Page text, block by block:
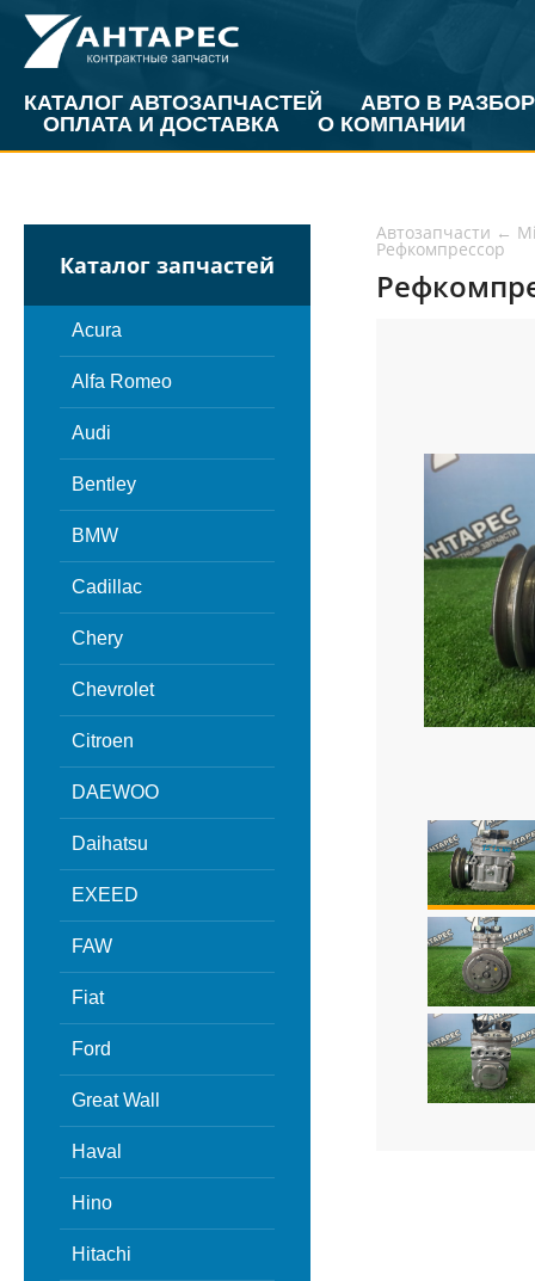
КАТАЛОГ АВТОЗАПЧАСТЕЙ
АВТО В РАЗБОР
ОПЛАТА И ДОСТАВКА
О КОМПАНИИ
Каталог запчастей
Acura
Alfa Romeo
Audi
Bentley
BMW
Cadillac
Chery
Chevrolet
Citroen
DAEWOO
Daihatsu
EXEED
FAW
Fiat
Ford
Great Wall
Haval
Hino
Hitachi
Автозапчасти ←
Рефкомпрессор